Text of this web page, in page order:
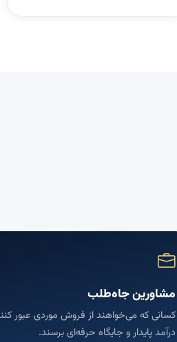
مشاورین جاه‌طلب
کسانی که می‌خواهند از فروش موردی عبور
درآمد پایدار و جایگاه حرفه‌ای برسند.